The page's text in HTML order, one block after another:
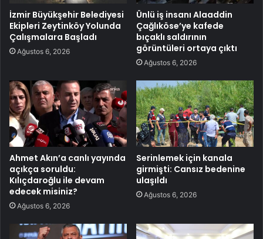
İzmir Büyükşehir Belediyesi
Ekipleri Zeytinköy Yolunda
Çalışmalara Başladı
Ağustos 6, 2026
Ünlü iş insanı Alaaddin
Çağlıköse’ye kafede
bıçaklı saldırının
görüntüleri ortaya çıktı
Ağustos 6, 2026
Ahmet Akın’a canlı yayında
açıkça soruldu:
Kılıçdaroğlu ile devam
edecek misiniz?
Ağustos 6, 2026
Serinlemek için kanala
girmişti: Cansız bedenine
ulaşıldı
Ağustos 6, 2026